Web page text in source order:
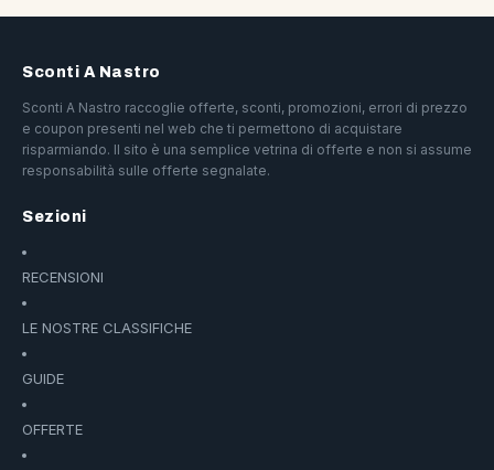
Sconti A Nastro
Sconti A Nastro raccoglie offerte, sconti, promozioni, errori di prezzo
e coupon presenti nel web che ti permettono di acquistare
risparmiando. Il sito è una semplice vetrina di offerte e non si assume
responsabilità sulle offerte segnalate.
Sezioni
RECENSIONI
LE NOSTRE CLASSIFICHE
GUIDE
OFFERTE